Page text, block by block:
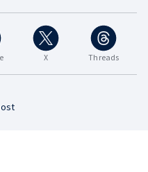
X Threads